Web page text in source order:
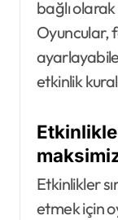
bağlı
Oyuncular,
etkinlik
Etkinlikler
etmek için